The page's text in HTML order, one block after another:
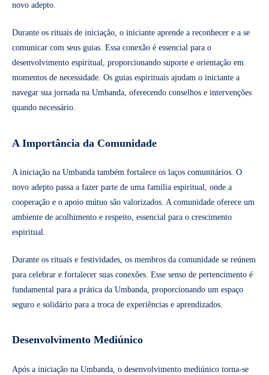
novo adepto.
Durante os rituais de iniciação, o iniciante aprende a reconhecer e a se
comunicar com seus guias. Essa conexão é essencial para o
desenvolvimento espiritual, proporcionando suporte e orientação em
momentos de necessidade. Os guias espirituais ajudam o iniciante a
navegar sua jornada na Umbanda, oferecendo conselhos e intervenções
quando necessário.
A Importância da Comunidade
A iniciação na Umbanda também fortalece os laços comunitários. O
novo adepto passa a fazer parte de uma família espiritual, onde a
cooperação e o apoio mútuo são valorizados. A comunidade oferece um
ambiente de acolhimento e respeito, essencial para o crescimento
espiritual.
Durante os rituais e festividades, os membros da comunidade se reúnem
para celebrar e fortalecer suas conexões. Esse senso de pertencimento é
fundamental para a prática da Umbanda, proporcionando um espaço
seguro e solidário para a troca de experiências e aprendizados.
Desenvolvimento Mediúnico
Após a iniciação na Umbanda, o desenvolvimento mediúnico torna-se